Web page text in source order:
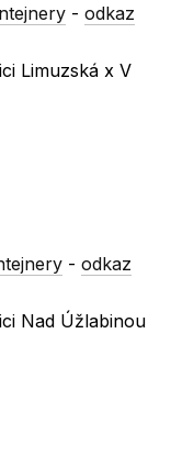
-odkaz
Limuzská x V
-odkaz
Nad Úžlabinou